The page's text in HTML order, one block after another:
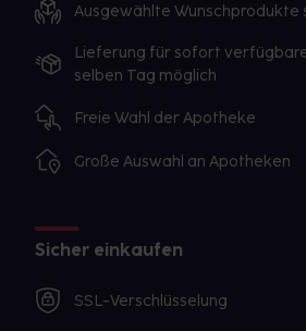
Ausgewählte
Lieferung für sofort
selben Tag möglich
Freie Wahl der Apotheke
Große Auswahl an Apotheken
Sicher einkaufen
SSL-Verschlüsselung